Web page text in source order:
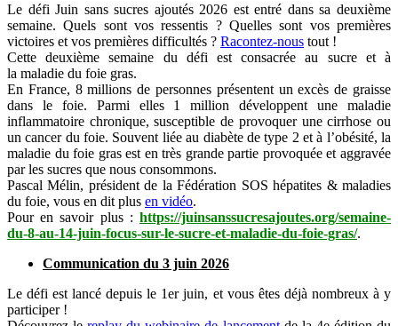
Le défi Juin sans sucres ajoutés 2026 est entré dans sa deuxième
semaine. Quels sont vos ressentis ? Quelles sont vos premières
victoires et vos premières difficultés ? Racontez-nous tout !
Cette deuxième semaine du défi est consacrée au sucre et à
la maladie du foie gras.
En France, 8 millions de personnes présentent un excès de graisse
dans le foie. Parmi elles 1 million développent une maladie
inflammatoire chronique, susceptible de provoquer une cirrhose ou
un cancer du foie. Souvent liée au diabète de type 2 et à l’obésité, la
maladie du foie gras est en très grande partie provoquée et aggravée
par les sucres que nous consommons.
Pascal Mélin, président de la Fédération SOS hépatites & maladies
du foie, vous en dit plus en vidéo.
Pour en savoir plus : https://juinsanssucresajoutes.org/semaine-
du-8-au-14-juin-focus-sur-le-sucre-et-maladie-du-foie-gras/.
Communication du 3 juin 2026
Le défi est lancé depuis le 1er juin, et vous êtes déjà nombreux à y
participer !